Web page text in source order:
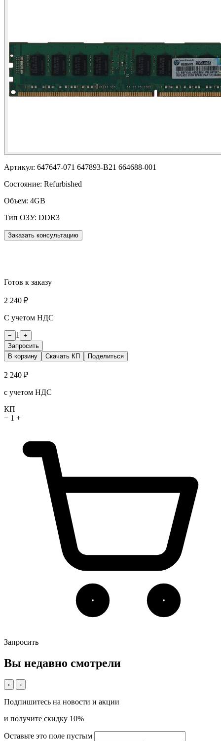
Артикул: 647647-071 647893-B21 664688-001
Состояние: Refurbished
Объем: 4GB
Тип ОЗУ: DDR3
Заказать консультацию
Готов к заказу
2 240 ₽
С учетом НДС
− 1
+
Запросить
В корзину
Скачать КП Поделиться
2 240 ₽
с учетом НДС
КП
− 1 +
Запросить
Вы недавно смотрели
‹ ›
Подпишитесь на новости и акции
и получите скидку 10%
Оставьте это поле пустым